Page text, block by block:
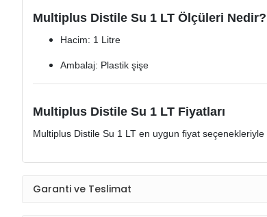
Multiplus Distile Su 1 LT Ölçüleri Nedir?
Hacim: 1 Litre
Ambalaj: Plastik şişe
Multiplus Distile Su 1 LT Fiyatları
Multiplus Distile Su 1 LT en uygun fiyat seçenekleriyle
Garanti ve Teslimat